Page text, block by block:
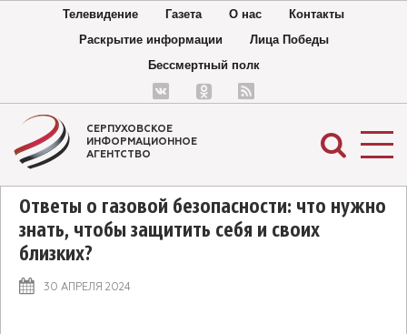
Телевидение Газета О нас
Контакты
Раскрытие информации
Лица Победы
Бессмертный полк
СЕРПУХОВСКОЕ
ИНФОРМАЦИОННОЕ
АГЕНТСТВО
Ответы о газовой безопасности: что нужно
знать, чтобы защитить себя и своих
близких?
30 АПРЕЛЯ 2024
знать, чтобы защитить себя и своих близких?